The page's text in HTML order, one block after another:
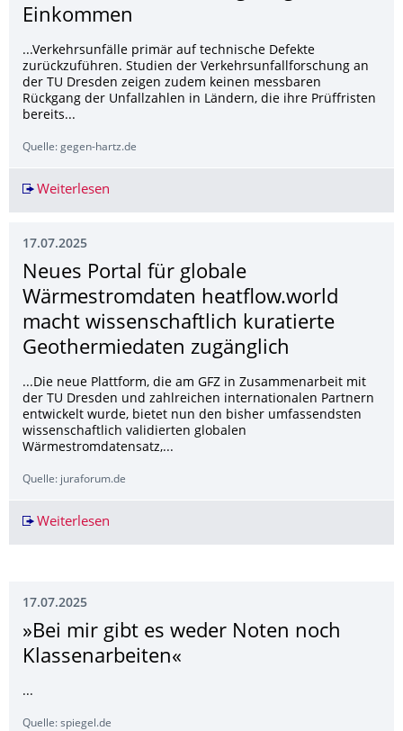
Einkommen
...Verkehrsunfälle primär auf technische Defekte
zurückzuführen. Studien der Verkehrsunfallforschung an
der TU Dresden zeigen zudem keinen messbaren
Rückgang der Unfallzahlen in Ländern, die ihre Prüffristen
bereits...
Quelle: gegen-hartz.de
Weiterlesen
17.07.2025
Neues Portal für globale
Wärmestromdaten heatflow.world
macht wissenschaftlich kuratierte
Geothermiedaten zugänglich
...Die neue Plattform, die am GFZ in Zusammenarbeit mit
der TU Dresden und zahlreichen internationalen Partnern
entwickelt wurde, bietet nun den bisher umfassendsten
wissenschaftlich validierten globalen
Wärmestromdatensatz,...
Quelle: juraforum.de
Weiterlesen
17.07.2025
»Bei mir gibt es weder Noten noch
Klassenarbeiten«
...
Quelle: spiegel.de